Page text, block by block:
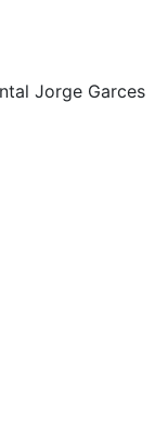
Jorge Garces